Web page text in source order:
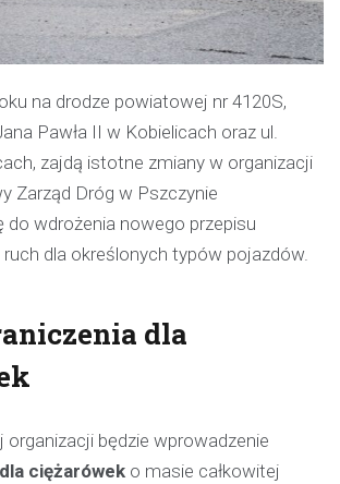
na drodze powiatowej nr 4120S,
Pawła II w Kobielicach oraz ul.
zajdą istotne zmiany w organizacji
Zarząd Dróg w Pszczynie
do wdrożenia nowego przepisu
dla określonych typów pojazdów.
dla
będzie wprowadzenie
ciężarówek o masie całkowitej